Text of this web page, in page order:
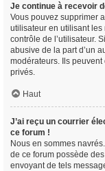
Je continue à recevoir
Vous pouvez supprimer
utilisateur en utilisant
contrôle de l’utilisateur.
abusive de la part d’un
modérateurs. Ils
privés.
Haut
J’ai reçu un courrier
ce forum !
Nous en sommes
de ce forum possède
envoyant de tels